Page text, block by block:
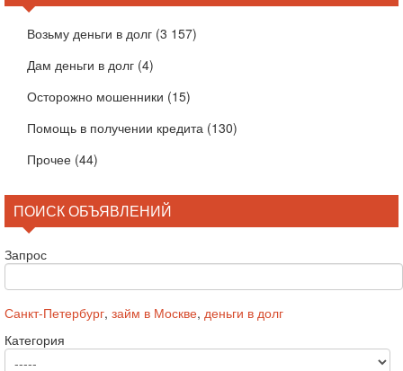
Возьму деньги в долг (3 157)
Дам деньги в долг (4)
Осторожно мошенники (15)
Помощь в получении кредита (130)
Прочее (44)
ПОИСК ОБЪЯВЛЕНИЙ
Запрос
Санкт-Петербург, займ в Москве, деньги в долг
Категория